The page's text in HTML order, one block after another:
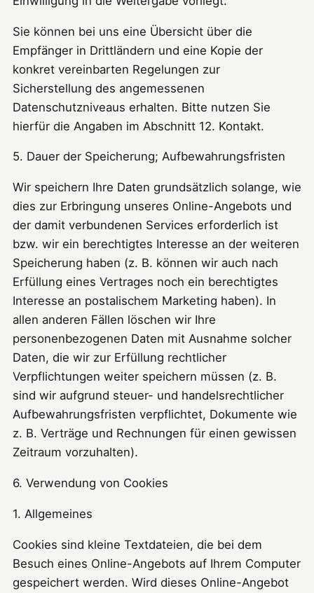
Sie können bei uns eine Übersicht über die
Empfänger in Drittländern und eine Kopie der
konkret vereinbarten Regelungen zur
Sicherstellung des angemessenen
Datenschutzniveaus erhalten. Bitte nutzen Sie
hierfür die Angaben im Abschnitt 12. Kontakt.
5. Dauer der Speicherung; Aufbewahrungsfristen
Wir speichern Ihre Daten grundsätzlich solange, wie
dies zur Erbringung unseres Online-Angebots und
der damit verbundenen Services erforderlich ist
bzw. wir ein berechtigtes Interesse an der weiteren
Speicherung haben (z. B. können wir auch nach
Erfüllung eines Vertrages noch ein berechtigtes
Interesse an postalischem Marketing haben). In
allen anderen Fällen löschen wir Ihre
personenbezogenen Daten mit Ausnahme solcher
Daten, die wir zur Erfüllung rechtlicher
Verpflichtungen weiter speichern müssen (z. B.
sind wir aufgrund steuer- und handelsrechtlicher
Aufbewahrungsfristen verpflichtet, Dokumente wie
z. B. Verträge und Rechnungen für einen gewissen
Zeitraum vorzuhalten).
6. Verwendung von Cookies
1. Allgemeines
Cookies sind kleine Textdateien, die bei dem
Besuch eines Online-Angebots auf Ihrem Computer
gespeichert werden. Wird dieses Online-Angebot